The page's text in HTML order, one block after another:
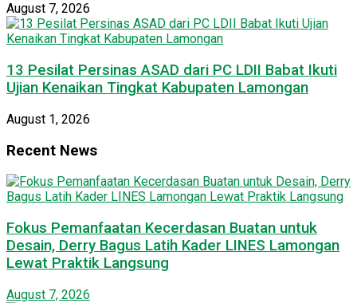
August 7, 2026
13 Pesilat Persinas ASAD dari PC LDII Babat Ikuti
Ujian Kenaikan Tingkat Kabupaten Lamongan
August 1, 2026
Recent News
Fokus Pemanfaatan Kecerdasan Buatan untuk
Desain, Derry Bagus Latih Kader LINES Lamongan
Lewat Praktik Langsung
August 7, 2026